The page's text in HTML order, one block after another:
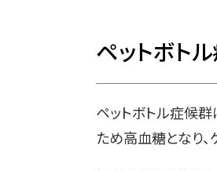
ペットボト
ペットボトル症候群
ため高血糖となり